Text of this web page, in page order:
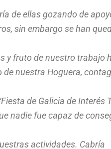
de ellas gozando de
sin embargo se han
y fruto de nuestro trabajo
nuestra Hoguera,
de Galicia de Interés
nadie fue capaz de
actividades. Cabría